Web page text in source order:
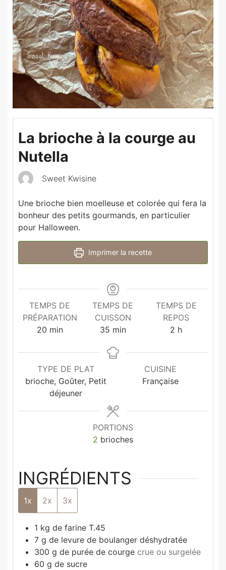
La brioche à la courge au
Nutella
Sweet Kwisine
Une brioche bien moelleuse et colorée qui fera la
bonheur des petits gourmands, en particulier
pour Halloween.
Imprimer la recette
TEMPS DE
PRÉPARATION
20 min
TEMPS DE
CUISSON
35 min
TEMPS DE
REPOS
2 h
TYPE DE PLAT
brioche, Goûter, Petit
déjeuner
CUISINE
Française
PORTIONS
2 brioches
INGRÉDIENTS
1x 2x 3x
1 kg de farine T.45
7 g de levure de boulanger déshydratée
300 g de purée de courge crue ou surgelée
60 g de sucre